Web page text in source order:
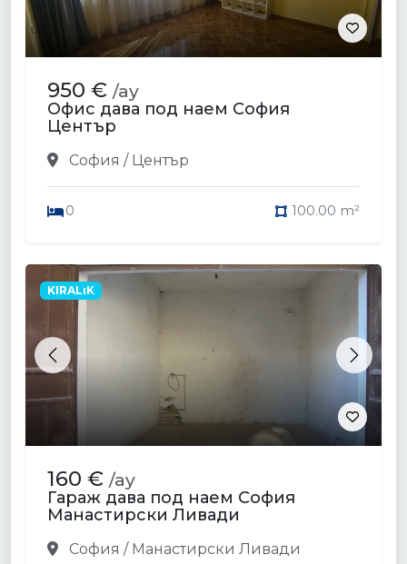
950 € /ay
Офис дава под наем София
Център
София / Център
0 100.00 m²
Previous Next
KIRALıK
160 € /ay
Гараж дава под наем София
Манастирски Ливади
София / Манастирски Ливади